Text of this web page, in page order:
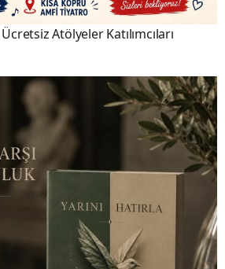
Atölyeler Katılımcıları